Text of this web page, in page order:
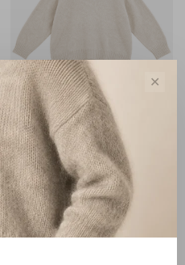
Zenggi Amsterdam
Zenggi Alpaca Cotton Roll
Neck Sweater eggshell
€260,00
✕